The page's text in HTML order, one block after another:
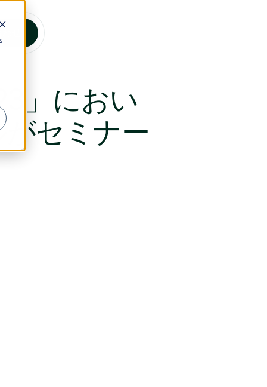
せ
」におい
セミナー